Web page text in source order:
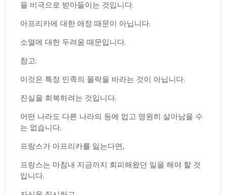
을 비극으로 받아들이는 것입니다.
아프리카에 대한 애정 때문이 아닙니다.
소멸에 대한 두려움 때문입니다.
참고:
이것은 특정 민족의 몰락을 바라는 것이 아닙니다.
진실을 회복하려는 것입니다.
어떤 나라도 다른 나라의 등에 업고 영원히 살아남을 수
는 없습니다.
프랑스가 아프리카를 잃는다면,
프랑스는 마침내 지금까지 회피해왔던 일을 해야 할 것
입니다.